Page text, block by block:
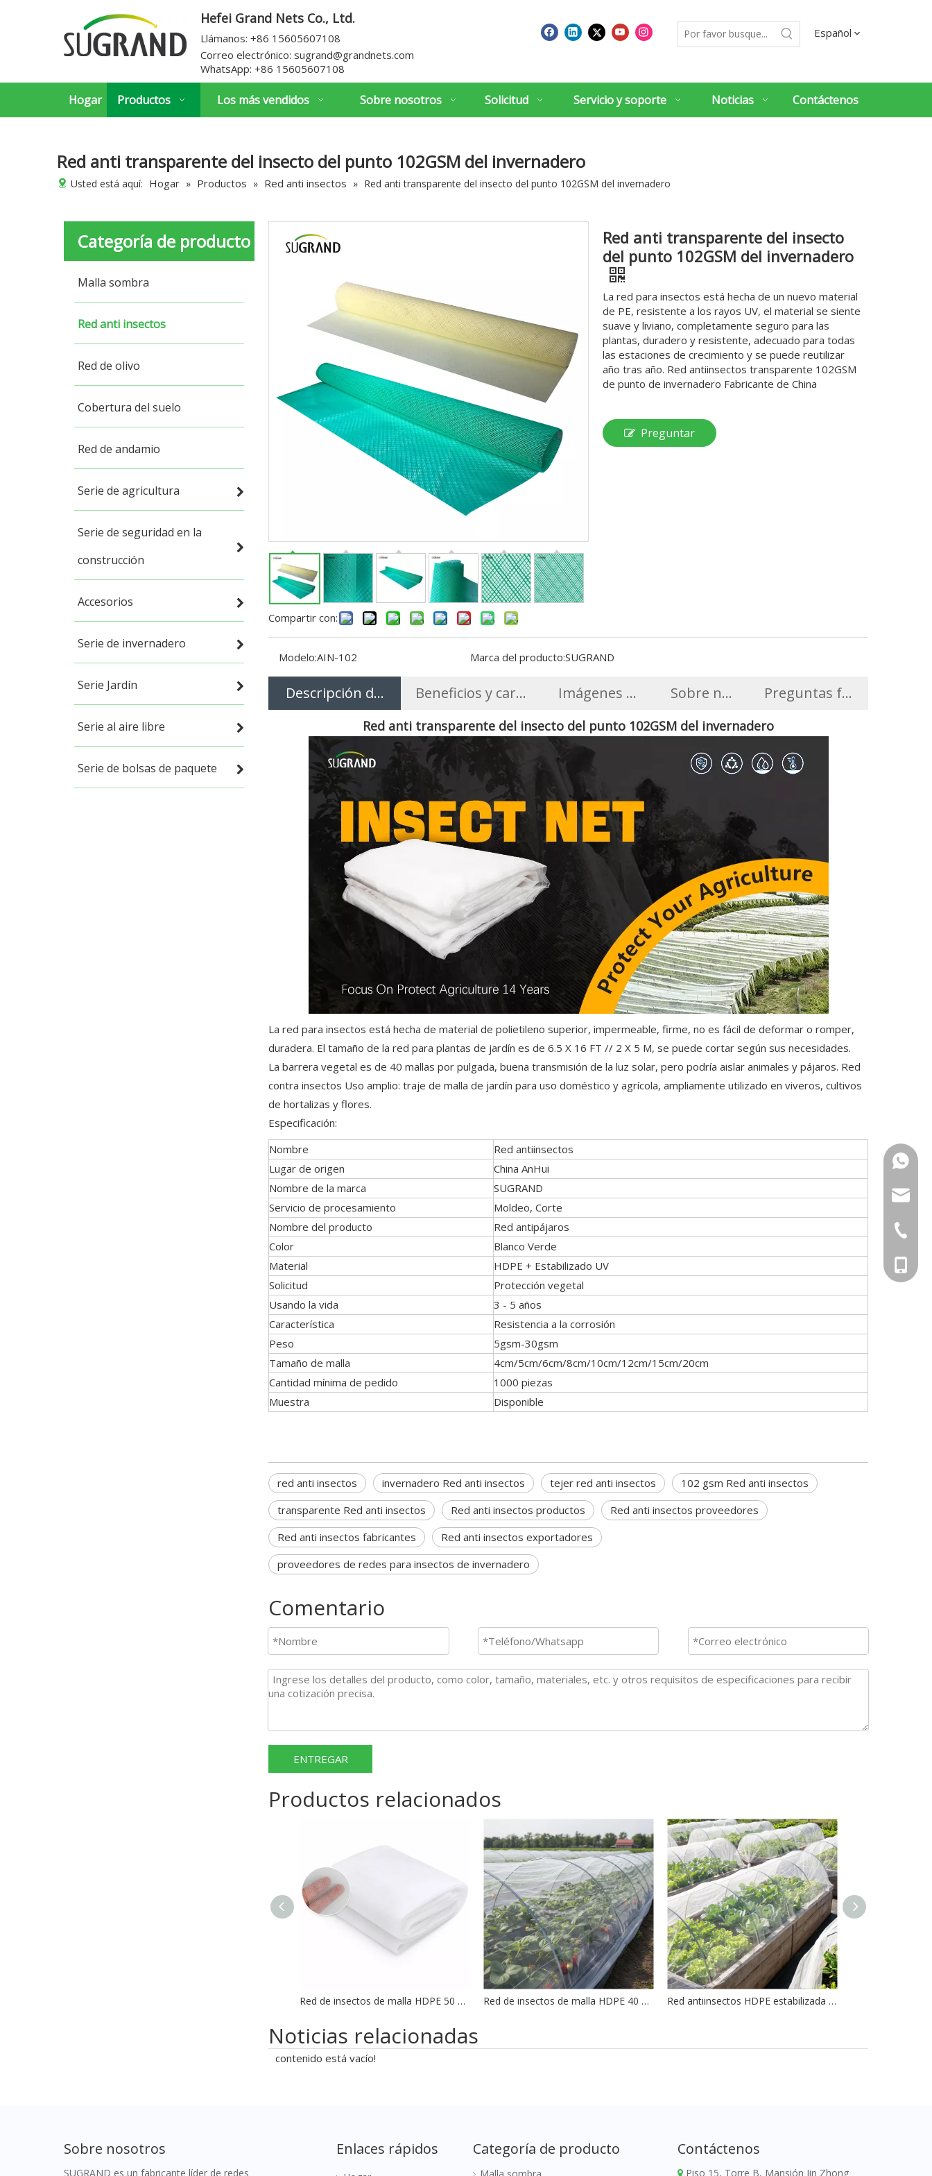
Hefei Grand Nets Co., Ltd.
Llámanos: +86 15605607108
Correo electrónico: sugrand@grandnets.com
WhatsApp: +86 15605607108
Español
Hogar Productos Los más vendidos Sobre nosotros Solicitud Servicio y soporte Noticias Contáctenos
Red anti transparente del insecto del punto 102GSM del invernadero
Usted está aquí: Hogar » Productos » Red anti insectos » Red anti transparente del insecto del punto 102GSM del invernadero
Categoría de producto
Malla sombra
Red anti insectos
Red de olivo
Cobertura del suelo
Red de andamio
Serie de agricultura
Serie de seguridad en la
construcción
Accesorios
Serie de invernadero
Serie Jardín
Serie al aire libre
Serie de bolsas de paquete
Compartir con:
Red anti transparente del insecto
del punto 102GSM del invernadero
La red para insectos está hecha de un nuevo material
de PE, resistente a los rayos UV, el material se siente
suave y liviano, completamente seguro para las
plantas, duradero y resistente, adecuado para todas
las estaciones de crecimiento y se puede reutilizar
año tras año. Red antiinsectos transparente 102GSM
de punto de invernadero Fabricante de China
Preguntar
Modelo:AIN-102 Marca del producto:SUGRAND
Descripción del ProductoBeneficios y característicasImágenes detalladasSobre nosotrosPreguntas frecuentes
Red anti transparente del insecto del punto 102GSM del invernadero
La red para insectos está hecha de material de polietileno superior, impermeable, firme, no es fácil de deformar o romper,
duradera. El tamaño de la red para plantas de jardín es de 6.5 X 16 FT // 2 X 5 M, se puede cortar según sus necesidades.
La barrera vegetal es de 40 mallas por pulgada, buena transmisión de la luz solar, pero podría aislar animales y pájaros. Red
contra insectos Uso amplio: traje de malla de jardín para uso doméstico y agrícola, ampliamente utilizado en viveros, cultivos
de hortalizas y flores.
Especificación:
Nombre
Red antiinsectos
Lugar de origen
China AnHui
Nombre de la marca
SUGRAND
Servicio de procesamiento
Moldeo, Corte
Nombre del producto
Red antipájaros
Color
Blanco Verde
Material
HDPE + Estabilizado UV
Solicitud
Protección vegetal
Usando la vida
3 - 5 años
Característica
Resistencia a la corrosión
Peso
5gsm-30gsm
Tamaño de malla
4cm/5cm/6cm/8cm/10cm/12cm/15cm/20cm
Cantidad mínima de pedido
1000 piezas
Muestra
Disponible
red anti insectos invernadero Red anti insectos tejer red anti insectos
102 gsm Red anti insectos
transparente Red anti insectos
Red anti insectos productos
Red anti insectos proveedores
Red anti insectos fabricantes
Red anti insectos exportadores
proveedores de redes para insectos de invernadero
Comentario
ENTREGAR
Productos relacionados
Red de insectos de malla HDPE 50 para agricultura Red de insectos de malla HDPE 40 para hortalizas de invernadero Red antiinsectos HDPE estabilizada UV al por mayor
Noticias relacionadas
contenido está vacío!
Sobre nosotros
SUGRAND es un fabricante líder de redes
Enlaces rápidos Categoría de producto Contáctenos
Piso 15, Torre B, Mansión Jin Zhong
+86-
+86-
+86-